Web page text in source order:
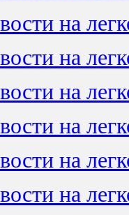
на
на
на
на
на
на